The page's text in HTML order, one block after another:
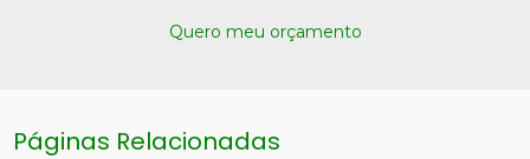
Quero meu orçamento
Páginas Relacionadas